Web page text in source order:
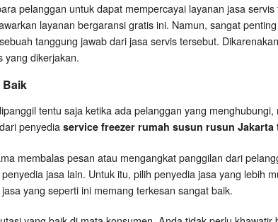
pelanggan untuk dapat mempercayai layanan jasa
layanan bergaransi gratis ini. Namun, sangat
tanggung jawab dari jasa servis tersebut.
yang dikerjakan.
Baik
tentu saja ketika ada pelanggan yang
penyedia service freezer rumah susun rusun Jakarta
membalas pesan atau mengangkat panggilan dari
jasa lain. Untuk itu, pilih penyedia jasa yang lebih
yang seperti ini memang terkesan sangat baik.